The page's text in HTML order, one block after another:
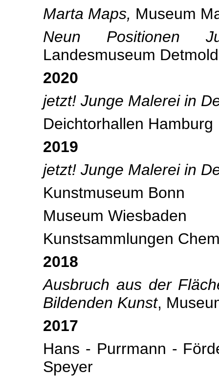
Marta Maps, Museum
Neun Positionen
Landesmuseum Detmold
2020
jetzt! Junge Malerei in
Deichtorhallen Hamburg
2019
jetzt! Junge Malerei in
Kunstmuseum Bonn
Museum Wiesbaden
Kunstsammlungen
2018
Ausbruch aus der
Bildenden Kunst,
2017
Hans - Purrmann -
Speyer